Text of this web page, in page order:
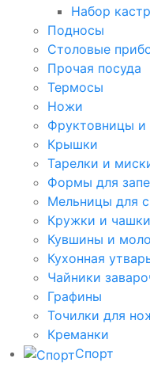
Набор
Подносы
Столовые
Прочая посуда
Термосы
Ножи
Фруктовницы и
Крышки
Тарелки и
Формы для
Мельницы для
Кружки и
Кувшины и
Кухонная
Чайники
Графины
Точилки для
Креманки
Спорт